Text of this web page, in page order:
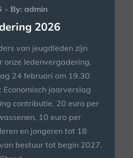
By:admin
2026
van jeugdleden zijn
onze ledenvergadering.
24 februari om 19.30
Economisch jaarverslag
contributie. 20 euro per
10 euro per
en jongeren tot 18
bestuur tot begin 2027.